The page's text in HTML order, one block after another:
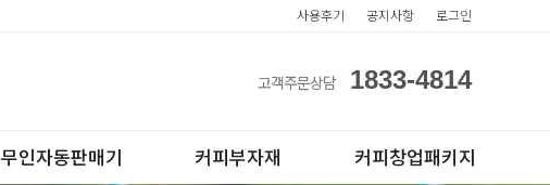
사용후기 공지사항 로그인
고객주문상담 1833-4814
무인자동판매기 커피부자재 커피창업패키지